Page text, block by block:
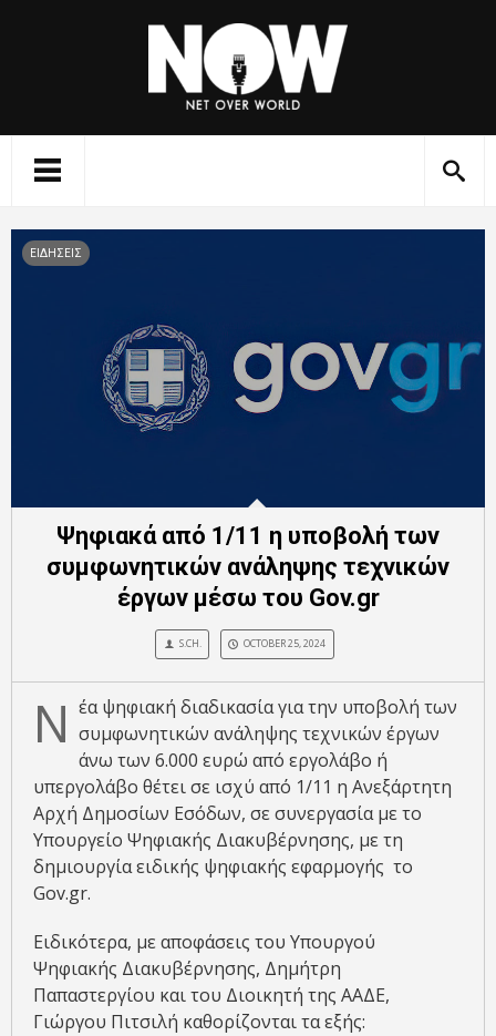
ΕΙΔΗΣΕΙΣ
Ψηφιακά από 1/11 η υποβολή των
συμφωνητικών ανάληψης τεχνικών
έργων μέσω του Gov.gr
S.CH. OCTOBER 25, 2024
Ν έα ψηφιακή διαδικασία για την υποβολή των
συμφωνητικών ανάληψης τεχνικών έργων
άνω των 6.000 ευρώ από εργολάβο ή
υπεργολάβο θέτει σε ισχύ από 1/11 η Ανεξάρτητη
Αρχή Δημοσίων Εσόδων, σε συνεργασία με το
Υπουργείο Ψηφιακής Διακυβέρνησης, με τη
δημιουργία ειδικής ψηφιακής εφαρμογής το
Gov.gr.
Ειδικότερα, με αποφάσεις του Υπουργού
Ψηφιακής Διακυβέρνησης, Δημήτρη
Παπαστεργίου και του Διοικητή της ΑΑΔΕ,
Γιώργου Πιτσιλή καθορίζονται τα εξής: